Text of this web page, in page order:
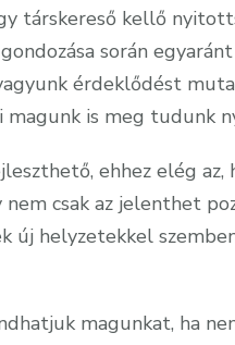
társkereső kellő
során
érdeklődést
magunk is meg tudunk
ehhez elég
nem csak az jelenthet
új helyzetekkel
magunkat, ha